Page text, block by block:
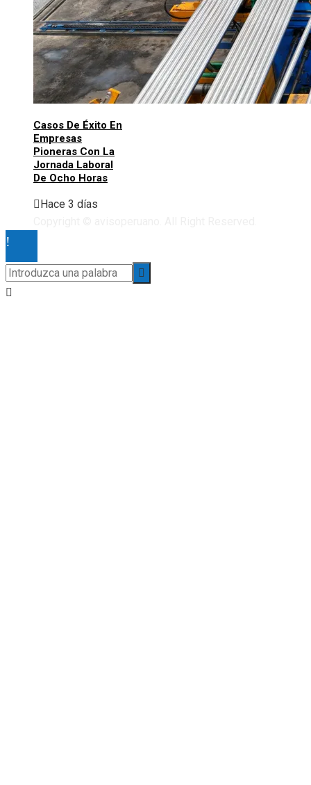
Casos De Éxito En
Empresas
Pioneras Con La
Jornada Laboral
De Ocho Horas
Hace 3 días